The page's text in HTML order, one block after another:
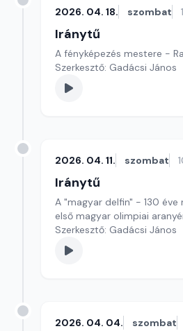
2026. 04. 18. szombat
Iránytű
A fényképezés mestere -
Szerkesztő: Gadácsi János
2026. 04. 11. szombat
Iránytű
A "magyar delfin" - 130 éve
első magyar olimpiai
Szerkesztő: Gadácsi János
2026. 04. 04. szombat